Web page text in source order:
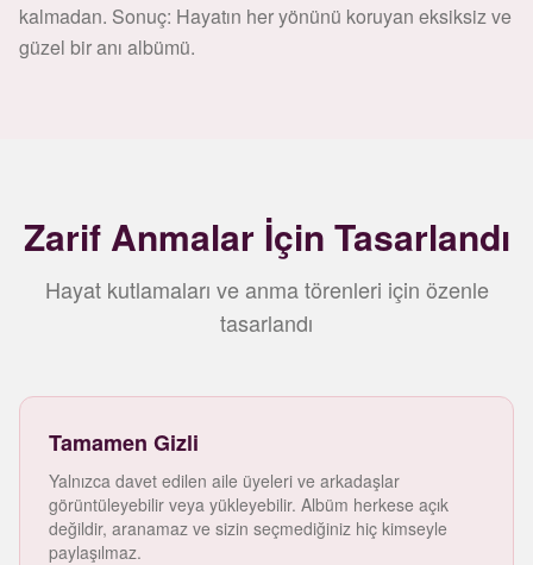
kalmadan. Sonuç: Hayatın her yönünü koruyan eksiksiz ve
güzel bir anı albümü.
Zarif Anmalar İçin Tasarlandı
Hayat kutlamaları ve anma törenleri için özenle
tasarlandı
Tamamen Gizli
Yalnızca davet edilen aile üyeleri ve arkadaşlar
görüntüleyebilir veya yükleyebilir. Albüm herkese açık
değildir, aranamaz ve sizin seçmediğiniz hiç kimseyle
paylaşılmaz.